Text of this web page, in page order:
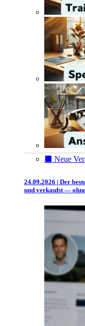
⬛️ Neue
24.09.2026 | Der
und verkaufst —